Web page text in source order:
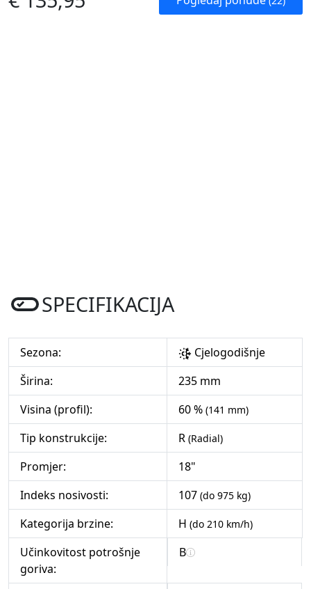
SPECIFIKACIJA
Sezona:
Cjelogodišnje
Širina:
235 mm
Visina (profil):
60 % (141 mm)
Tip konstrukcije: R (Radial)
Promjer:
18"
Indeks nosivosti:
107 (do 975 kg)
Kategorija brzine: H (do 210 km/h)
Učinkovitost potrošnje
goriva:
B